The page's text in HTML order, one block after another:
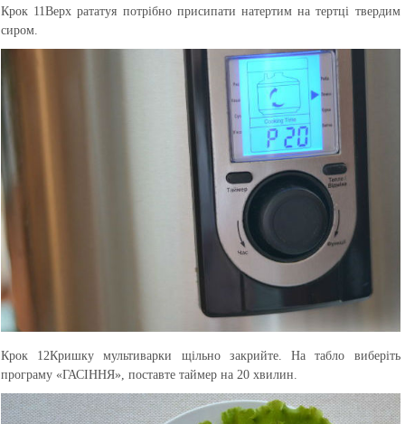
Крок 11Верх рататуя потрібно присипати натертим на тертці твердим
сиром.
Крок 12Кришку мультиварки щільно закрийте. На табло виберіть
програму «ГАСІННЯ», поставте таймер на 20 хвилин.